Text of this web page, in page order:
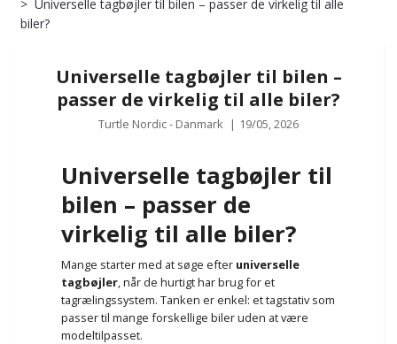
Universelle tagbøjler til bilen – passer de virkelig til alle
biler?
Universelle tagbøjler til bilen –
passer de virkelig til alle biler?
Turtle Nordic - Danmark | 19/05, 2026
Universelle tagbøjler til
bilen – passer de
virkelig til alle biler?
Mange starter med at søge efter universelle
tagbøjler, når de hurtigt har brug for et
tagrælingssystem. Tanken er enkel: et tagstativ som
passer til mange forskellige biler uden at være
modeltilpasset.